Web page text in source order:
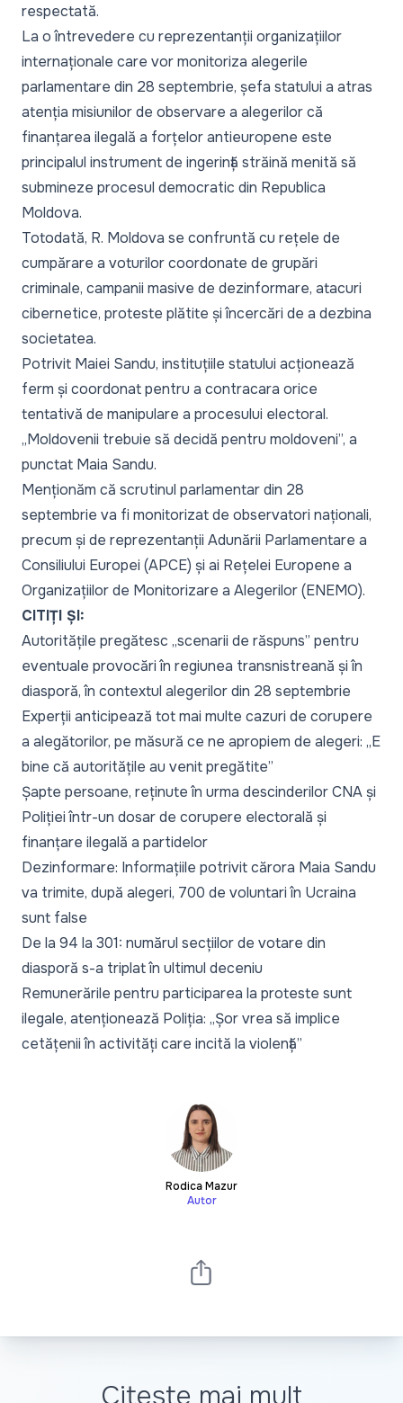
respectată.
La o întrevedere cu reprezentanții organizațiilor
internaționale care vor monitoriza alegerile
parlamentare din 28 septembrie, șefa statului a atras
atenția misiunilor de observare a alegerilor că
finanțarea ilegală a forțelor antieuropene este
principalul instrument de ingerință străină menită să
submineze procesul democratic din Republica
Moldova.
Totodată, R. Moldova se confruntă cu rețele de
cumpărare a voturilor coordonate de grupări
criminale, campanii masive de dezinformare, atacuri
cibernetice, proteste plătite și încercări de a dezbina
societatea.
Potrivit Maiei Sandu, instituțiile statului acționează
ferm și coordonat pentru a contracara orice
tentativă de manipulare a procesului electoral.
„Moldovenii trebuie să decidă pentru moldoveni”, a
punctat Maia Sandu.
Menționăm că scrutinul parlamentar din 28
septembrie va fi monitorizat de observatori naționali,
precum și de reprezentanții Adunării Parlamentare a
Consiliului Europei (APCE) și ai Rețelei Europene a
Organizațiilor de Monitorizare a Alegerilor (ENEMO).
CITIȚI ȘI:
Autoritățile pregătesc „scenarii de răspuns” pentru
eventuale provocări în regiunea transnistreană și în
diasporă, în contextul alegerilor din 28 septembrie
Experții anticipează tot mai multe cazuri de corupere
a alegătorilor, pe măsură ce ne apropiem de alegeri: „E
bine că autoritățile au venit pregătite”
Șapte persoane, reținute în urma descinderilor CNA și
Poliției într-un dosar de corupere electorală și
finanțare ilegală a partidelor
Dezinformare: Informațiile potrivit cărora Maia Sandu
va trimite, după alegeri, 700 de voluntari în Ucraina
sunt false
De la 94 la 301: numărul secțiilor de votare din
diasporă s-a triplat în ultimul deceniu
Remunerările pentru participarea la proteste sunt
ilegale, atenționează Poliția: „Șor vrea să implice
cetățenii în activități care incită la violență”
Rodica Mazur
Autor
Citește mai mult